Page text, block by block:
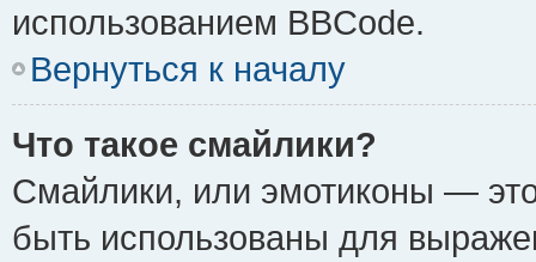
использованием BBCode.
Вернуться к началу
Что такое смайлики?
Смайлики, или эмотиконы —
быть использованы для